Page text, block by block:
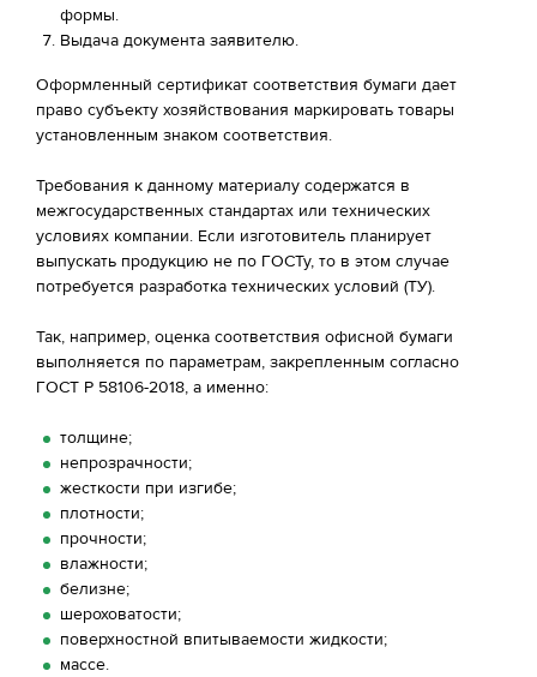
формы.
Выдача документа заявителю.
Оформленный сертификат соответствия бумаги дает
право субъекту хозяйствования маркировать товары
установленным знаком соответствия.
Требования к данному материалу содержатся в
межгосударственных стандартах или технических
условиях компании. Если изготовитель планирует
выпускать продукцию не по ГОСТу, то в этом случае
потребуется разработка технических условий (ТУ).
Так, например, оценка соответствия офисной бумаги
выполняется по параметрам, закрепленным согласно
ГОСТ Р 58106-2018, а именно:
толщине;
непрозрачности;
жесткости при изгибе;
плотности;
прочности;
влажности;
белизне;
шероховатости;
поверхностной впитываемости жидкости;
массе.